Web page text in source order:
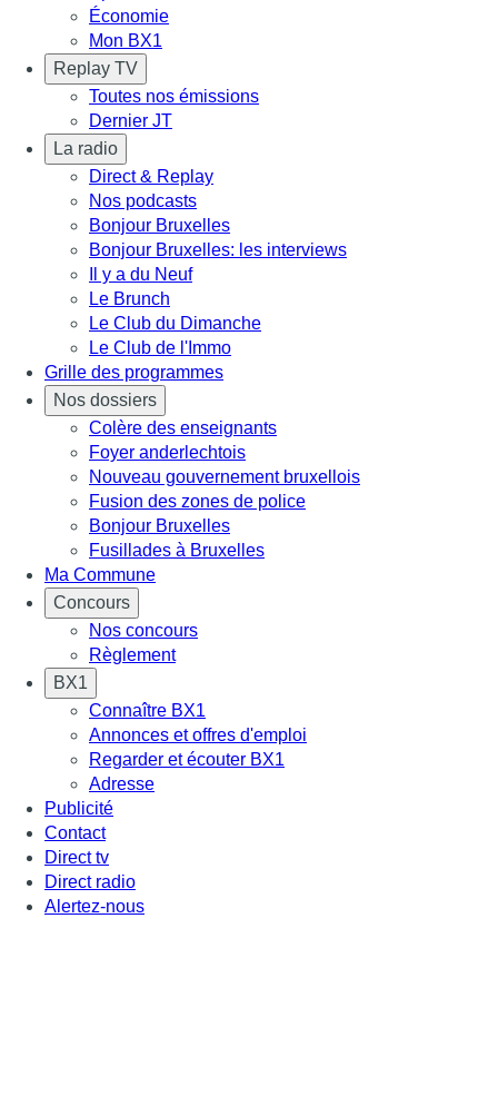
Économie
Mon BX1
Replay TV
Toutes nos émissions
Dernier JT
La radio
Direct & Replay
Nos podcasts
Bonjour Bruxelles
Bonjour Bruxelles: les interviews
Il y a du Neuf
Le Brunch
Le Club du Dimanche
Le Club de l'Immo
Grille des programmes
Nos dossiers
Colère des enseignants
Foyer anderlechtois
Nouveau gouvernement bruxellois
Fusion des zones de police
Bonjour Bruxelles
Fusillades à Bruxelles
Ma Commune
Concours
Nos concours
Règlement
BX1
Connaître BX1
Annonces et offres d'emploi
Regarder et écouter BX1
Adresse
Publicité
Contact
Direct tv
Direct radio
Alertez-nous